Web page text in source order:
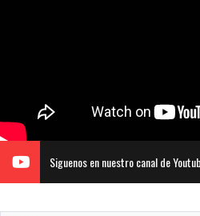
Siguenos en nuestro canal de